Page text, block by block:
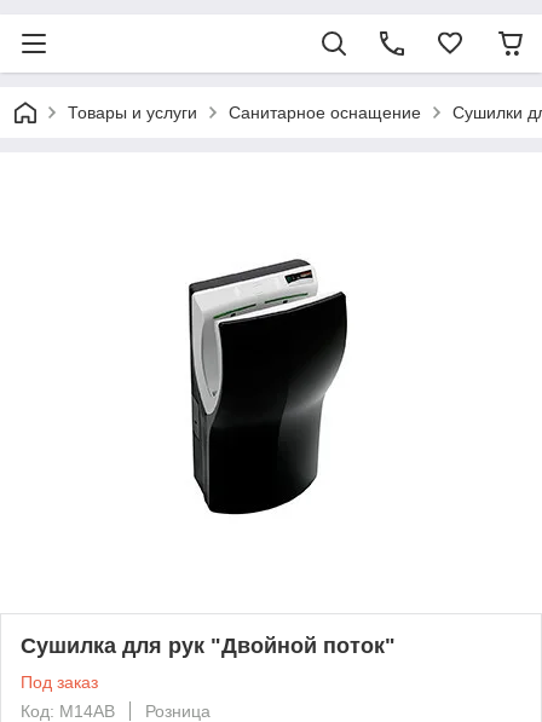
Товары и услуги Санитарное оснащение Сушилки
Cушилка для рук "Двойной поток"
Под заказ
Код: M14AB
Розница